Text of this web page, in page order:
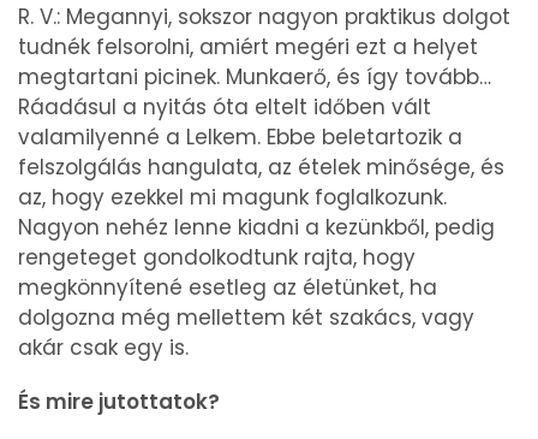
R. V.: Megannyi, sokszor nagyon praktikus dolgot
tudnék felsorolni, amiért megéri ezt a helyet
megtartani picinek. Munkaerő, és így tovább…
Ráadásul a nyitás óta eltelt időben vált
valamilyenné a Lelkem. Ebbe beletartozik a
felszolgálás hangulata, az ételek minősége, és
az, hogy ezekkel mi magunk foglalkozunk.
Nagyon nehéz lenne kiadni a kezünkből, pedig
rengeteget gondolkodtunk rajta, hogy
megkönnyítené esetleg az életünket, ha
dolgozna még mellettem két szakács, vagy
akár csak egy is.
És mire jutottatok?